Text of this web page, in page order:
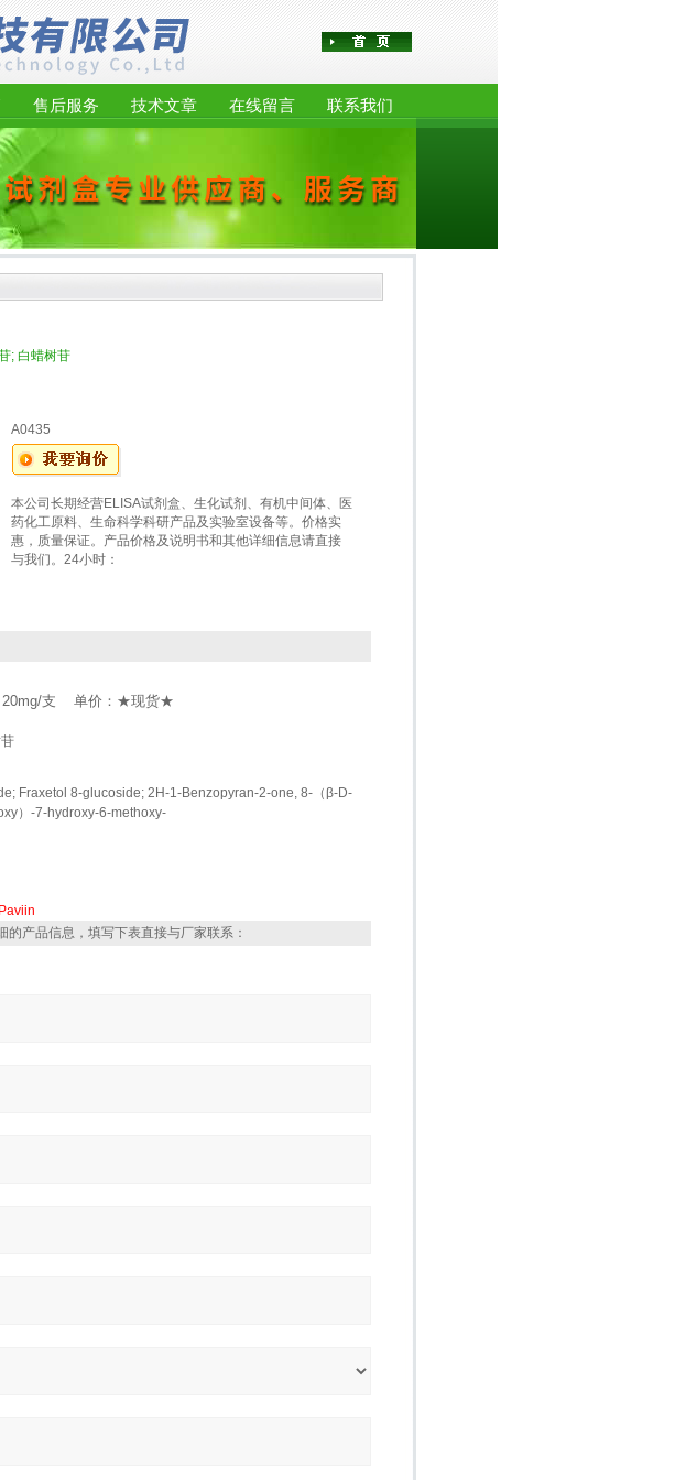
售后服务 技术文章 在线留言 联系我们
; 白蜡树苷
A0435
本公司长期经营ELISA试剂盒、生化试剂、有机中间体、医
药化工原料、生命科学科研产品及实验室设备等。价格实
惠，质量保证。产品价格及说明书和其他详细信息请直接
与我们。24小时：
20mg/支 单价：★现货★
Fraxetol 8-glucoside; 2H-1-Benzopyran-2-one, 8-（β-D-
）-7-hydroxy-6-methoxy-
Paviin
的产品信息，填写下表直接与厂家联系：